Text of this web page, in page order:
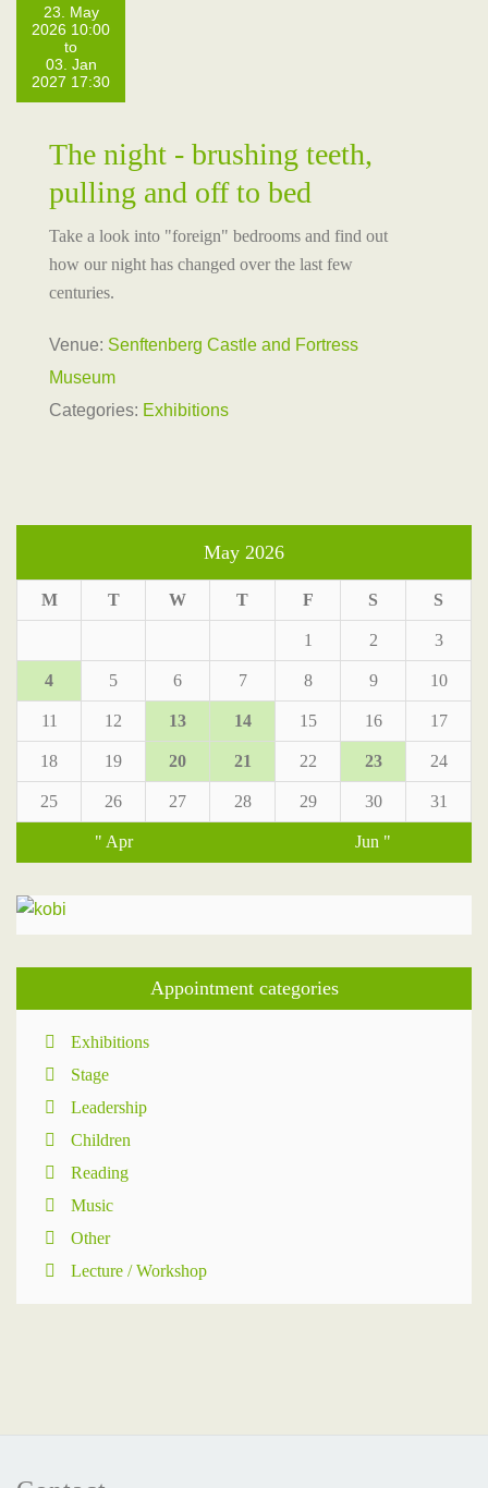
23. May
2026 10:00
to
03. Jan
2027 17:30
The night - brushing teeth,
pulling and off to bed
Take a look into "foreign" bedrooms and find out
how our night has changed over the last few
centuries.
Venue: Senftenberg Castle and Fortress
Museum
Categories: Exhibitions
May 2026
M T W T F S S
1 2 3
4 5 6 7 8 9 10
11 12 13 14 15 16 17
18 19 20 21 22 23 24
25 26 27 28 29 30 31
" Apr Jun "
Appointment categories
Exhibitions
Stage
Leadership
Children
Reading
Music
Other
Lecture / Workshop